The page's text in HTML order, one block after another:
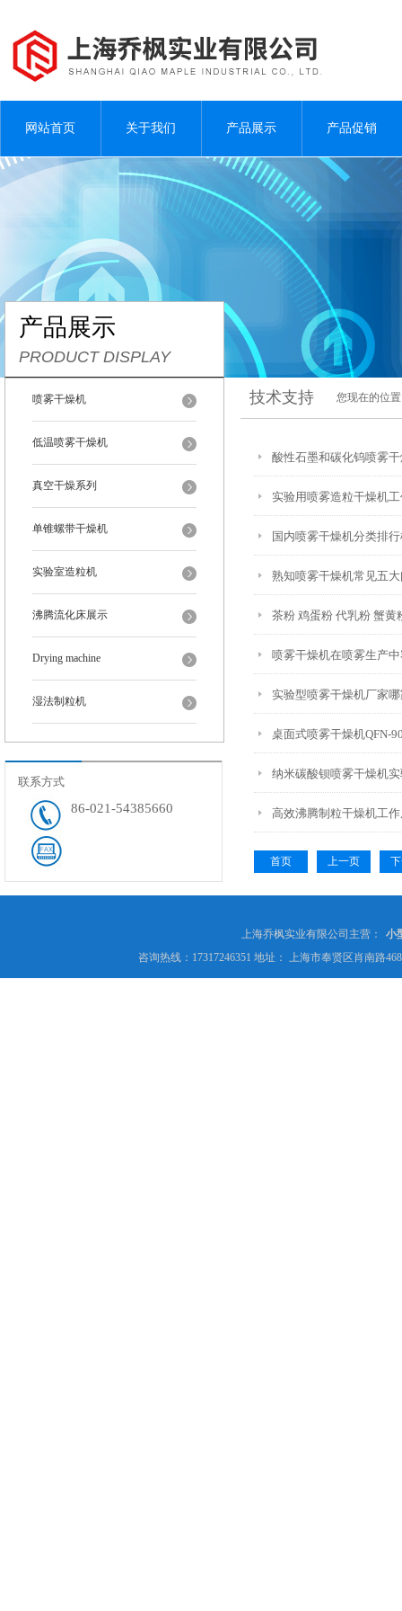
网站首页 关于我们 产品展示 产品促销
产品展示
PRODUCT DISPLAY
喷雾干燥机
低温喷雾干燥机
真空干燥系列
单锥螺带干燥机
实验室造粒机
沸腾流化床展示
Drying machine
湿法制粒机
联系方式
86-021-54385660
技术支持 您现在的位
酸性石墨和碳化钨喷雾
实验用喷雾造粒干燥机
国内喷雾干燥机分类排
熟知喷雾干燥机常见五
茶粉 鸡蛋粉 代乳粉 蟹黄
喷雾干燥机在喷雾生产
实验型喷雾干燥机厂家
桌面式喷雾干燥机QFN-
纳米碳酸钡喷雾干燥机
高效沸腾制粒干燥机工
首页 上一页
上海乔枫实业有限公司主营：
小
咨询热线：17317246351 地址： 上海市奉贤区肖南路